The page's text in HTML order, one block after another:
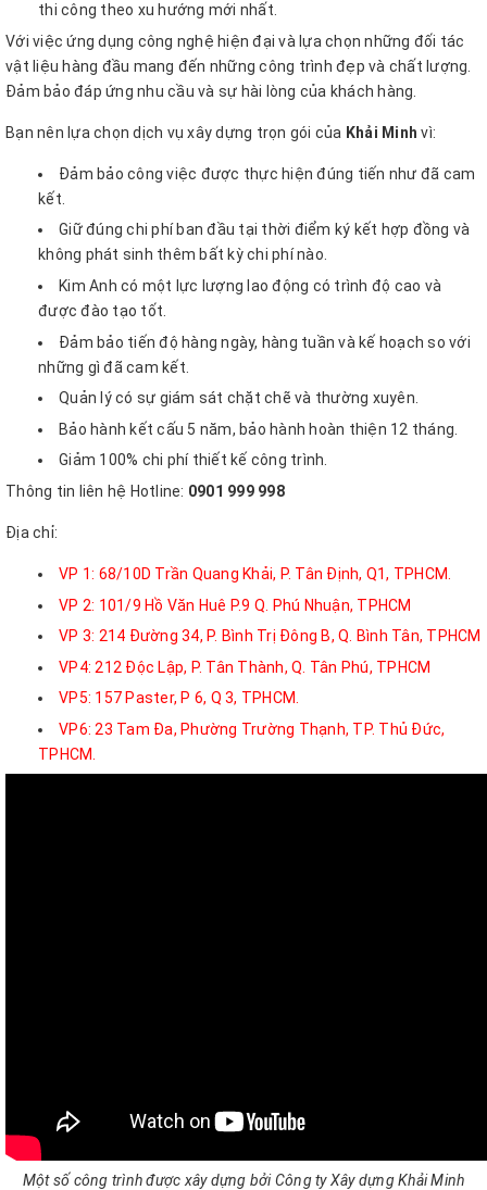
thi công theo xu hướng mới nhất.
Với việc ứng dụng công nghệ hiện đại và lựa chọn những đối tác
vật liệu hàng đầu mang đến những công trình đẹp và chất lượng.
Đảm bảo đáp ứng nhu cầu và sự hài lòng của khách hàng.
Bạn nên lựa chọn dịch vụ xây dựng trọn gói của Khải Minh vì:
Đảm bảo công việc được thực hiện đúng tiến như đã cam
kết.
Giữ đúng chi phí ban đầu tại thời điểm ký kết hợp đồng và
không phát sinh thêm bất kỳ chi phí nào.
Kim Anh có một lực lượng lao động có trình độ cao và
được đào tạo tốt.
Đảm bảo tiến độ hàng ngày, hàng tuần và kế hoạch so với
những gì đã cam kết.
Quản lý có sự giám sát chặt chẽ và thường xuyên.
Bảo hành kết cấu 5 năm, bảo hành hoàn thiện 12 tháng.
Giảm 100% chi phí thiết kế công trình.
Thông tin liên hệ Hotline: 0901 999 998
Địa chỉ:
VP 1: 68/10D Trần Quang Khải, P. Tân Định, Q1, TPHCM.
VP 2: 101/9 Hồ Văn Huê P.9 Q. Phú Nhuận, TPHCM
VP 3: 214 Đường 34, P. Bình Trị Đông B, Q. Bình Tân, TPHCM
VP4: 212 Độc Lập, P. Tân Thành, Q. Tân Phú, TPHCM
VP5: 157 Paster, P 6, Q 3, TPHCM.
VP6: 23 Tam Đa, Phường Trường Thạnh, TP. Thủ Đức,
TPHCM.
Một số công trình được xây dựng bởi Công ty Xây dựng Khải Minh